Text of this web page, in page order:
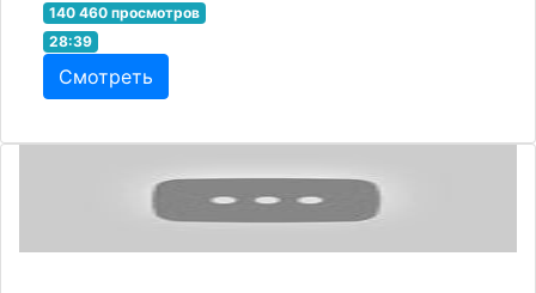
140 460 просмотров
28:39
Смотреть